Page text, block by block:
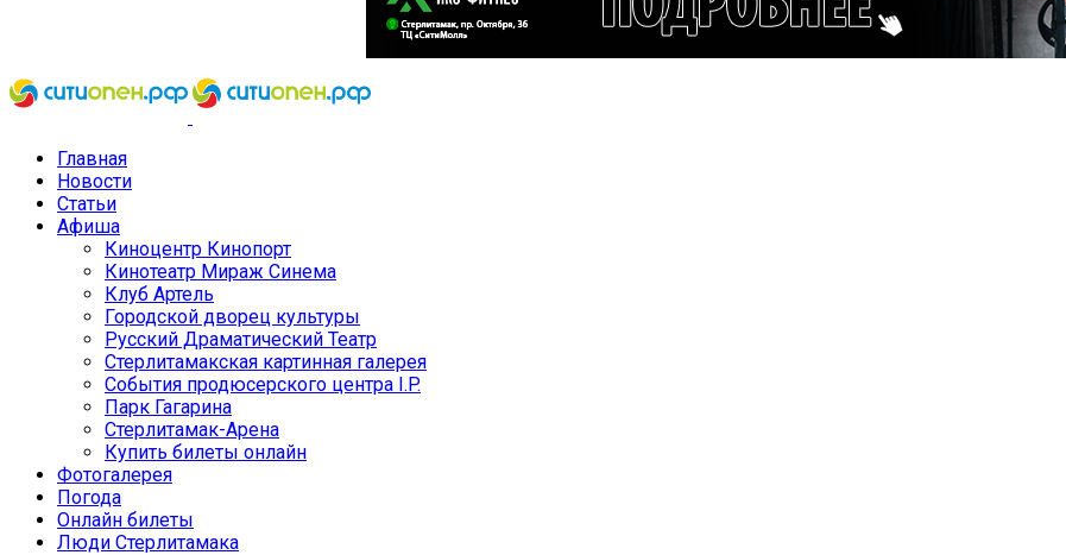
Главная
Новости
Статьи
Афиша
Киноцентр Кинопорт
Кинотеатр Мираж Синема
Клуб Артель
Городской дворец культуры
Русский Драматический Театр
Стерлитамакская картинная галерея
События продюсерского центра I.P.
Парк Гагарина
Стерлитамак-Арена
Купить билеты онлайн
Фотогалерея
Погода
Онлайн билеты
Люди Стерлитамака